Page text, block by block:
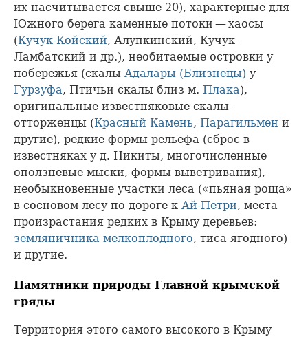
их насчитывается свыше 20), характерные для
Южного берега каменные потоки — хаосы
(Кучук-Койский, Алупкинский, Кучук-
Ламбатский и др.), необитаемые островки у
побережья (скалы Адалары (Близнецы) у
Гурзуфа, Птичьи скалы близ м. Плака),
оригинальные известняковые скалы-
отторженцы (Красный Камень, Парагильмен и
другие), редкие формы рельефа (сброс в
известняках у д. Никиты, многочисленные
оползневые мыски, формы выветривания),
необыкновенные участки леса («пьяная роща»
в сосновом лесу по дороге к Ай-Петри, места
произрастания редких в Крыму деревьев:
земляничника мелкоплодного, тиса ягодного)
и другие.
Памятники природы Главной крымской
гряды
Территория этого самого высокого в Крыму